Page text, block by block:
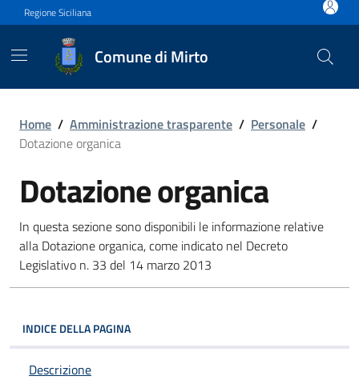
Vai ai contenuti
Vai al footer
Regione Siciliana
Comune di Mirto
Dotazione organica
Home / Amministrazione trasparente / Personale /
Dotazione organica
Dotazione organica
In questa sezione sono disponibili le informazione relative
alla Dotazione organica, come indicato nel Decreto
Legislativo n. 33 del 14 marzo 2013
INDICE DELLA PAGINA
Descrizione